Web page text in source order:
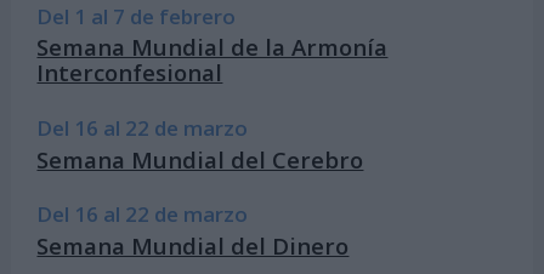
Del 1 al 7 de febrero
Semana Mundial de la Armonía
Interconfesional
Del 16 al 22 de marzo
Semana Mundial del Cerebro
Del 16 al 22 de marzo
Semana Mundial del Dinero